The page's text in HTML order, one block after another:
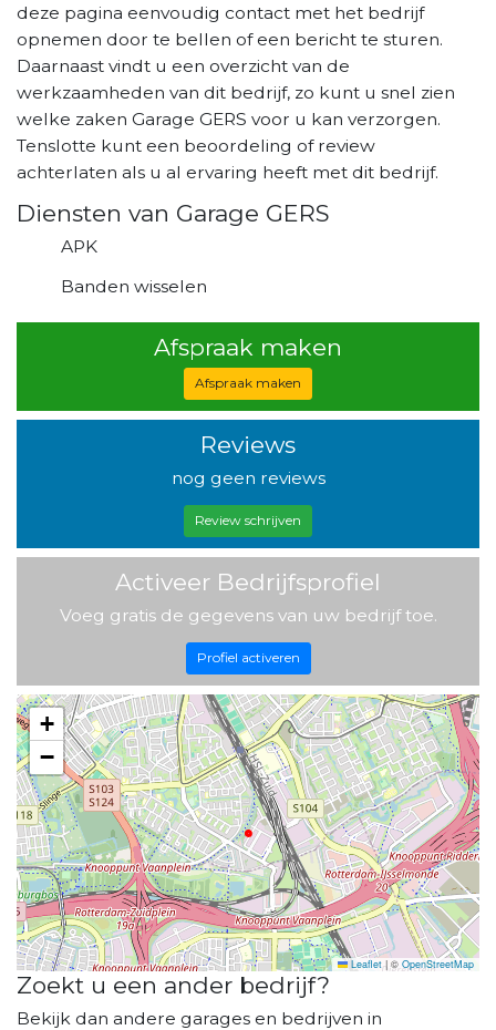
deze pagina eenvoudig contact met het bedrijf
opnemen door te bellen of een bericht te sturen.
Daarnaast vindt u een overzicht van de
werkzaamheden van dit bedrijf, zo kunt u snel zien
welke zaken Garage GERS voor u kan verzorgen.
Tenslotte kunt een beoordeling of review
achterlaten als u al ervaring heeft met dit bedrijf.
Diensten van Garage GERS
APK
Banden wisselen
Afspraak maken
Afspraak maken
Reviews
nog geen reviews
Review schrijven
Activeer Bedrijfsprofiel
Voeg gratis de gegevens van uw bedrijf toe.
Profiel activeren
+
−
Leaflet | © OpenStreetMap
Zoekt u een ander bedrijf?
Bekijk dan andere garages en bedrijven in